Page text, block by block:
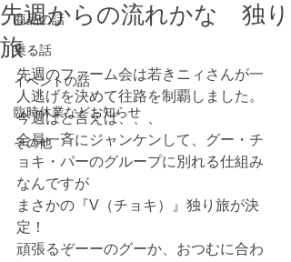
商品の話
乗る話
イベントの話
臨時休業などお知らせ
その他
先週からの流れかな 独り
旅
先週のファーム会は若きニィさんが一
人逃げを決めて往路を制覇しました。
今週はと言えば、、、
全員一斉にジャンケンして、グー・チ
ョキ・パーのグループに別れる仕組み
なんですが
まさかの『V（チョキ）』独り旅が決
定！
頑張るぞーーのグーか、おつむに合わ